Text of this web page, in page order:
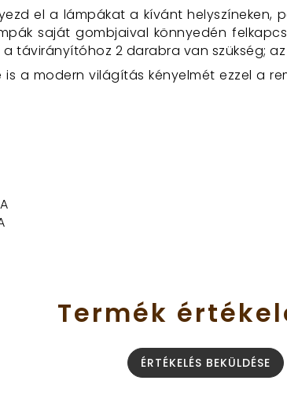
el a lámpákat a kívánt
saját gombjaival könnyedén
távirányítóhoz 2 darabra van szükség;
a modern világítás kényelmét ezzel a
Termék
ÉRTÉKELÉS BEKÜLDÉSE